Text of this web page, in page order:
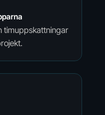
timuppskattningar